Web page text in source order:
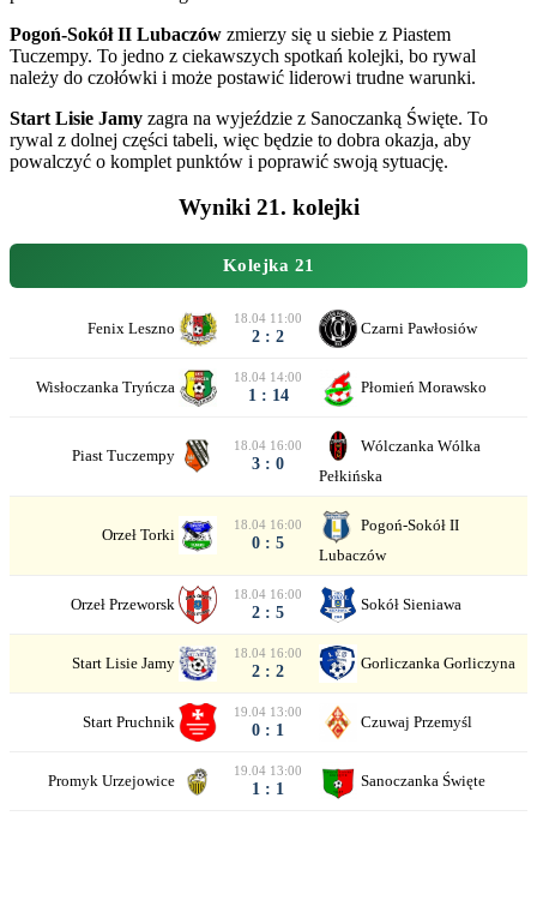
Pogoń-Sokół II Lubaczów zmierzy się u siebie z Piastem
Tuczempy. To jedno z ciekawszych spotkań kolejki, bo rywal
należy do czołówki i może postawić liderowi trudne warunki.
Start Lisie Jamy zagra na wyjeździe z Sanoczanką Święte. To
rywal z dolnej części tabeli, więc będzie to dobra okazja, aby
powalczyć o komplet punktów i poprawić swoją sytuację.
Wyniki 21. kolejki
Kolejka 21
Fenix Leszno
18.04 11:00
2 : 2 Czarni Pawłosiów
Wisłoczanka Tryńcza
18.04 14:00
1 : 14 Płomień Morawsko
Piast Tuczempy
18.04 16:00
3 : 0
Wólczanka Wólka
Pełkińska
Orzeł Torki
18.04 16:00
0 : 5
Pogoń-Sokół II
Lubaczów
Orzeł Przeworsk
18.04 16:00
2 : 5 Sokół Sieniawa
Start Lisie Jamy
18.04 16:00
2 : 2 Gorliczanka Gorliczyna
Start Pruchnik
19.04 13:00
0 : 1 Czuwaj Przemyśl
Promyk Urzejowice
19.04 13:00
1 : 1 Sanoczanka Święte